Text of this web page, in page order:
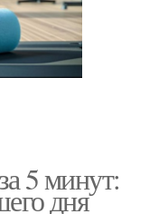
5 минут:
дня